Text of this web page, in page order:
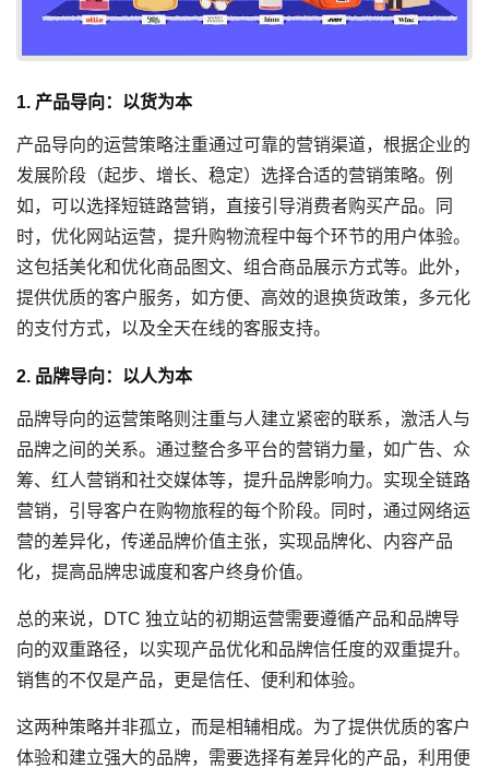
1. 产品导向：以货为本
产品导向的运营策略注重通过可靠的营销渠道，根据企业的
发展阶段（起步、增长、稳定）选择合适的营销策略。例
如，可以选择短链路营销，直接引导消费者购买产品。同
时，优化网站运营，提升购物流程中每个环节的用户体验。
这包括美化和优化商品图文、组合商品展示方式等。此外，
提供优质的客户服务，如方便、高效的退换货政策，多元化
的支付方式，以及全天在线的客服支持。
2. 品牌导向：以人为本
品牌导向的运营策略则注重与人建立紧密的联系，激活人与
品牌之间的关系。通过整合多平台的营销力量，如广告、众
筹、红人营销和社交媒体等，提升品牌影响力。实现全链路
营销，引导客户在购物旅程的每个阶段。同时，通过网络运
营的差异化，传递品牌价值主张，实现品牌化、内容产品
化，提高品牌忠诚度和客户终身价值。
总的来说，DTC 独立站的初期运营需要遵循产品和品牌导
向的双重路径，以实现产品优化和品牌信任度的双重提升。
销售的不仅是产品，更是信任、便利和体验。
这两种策略并非孤立，而是相辅相成。为了提供优质的客户
体验和建立强大的品牌，需要选择有差异化的产品，利用便